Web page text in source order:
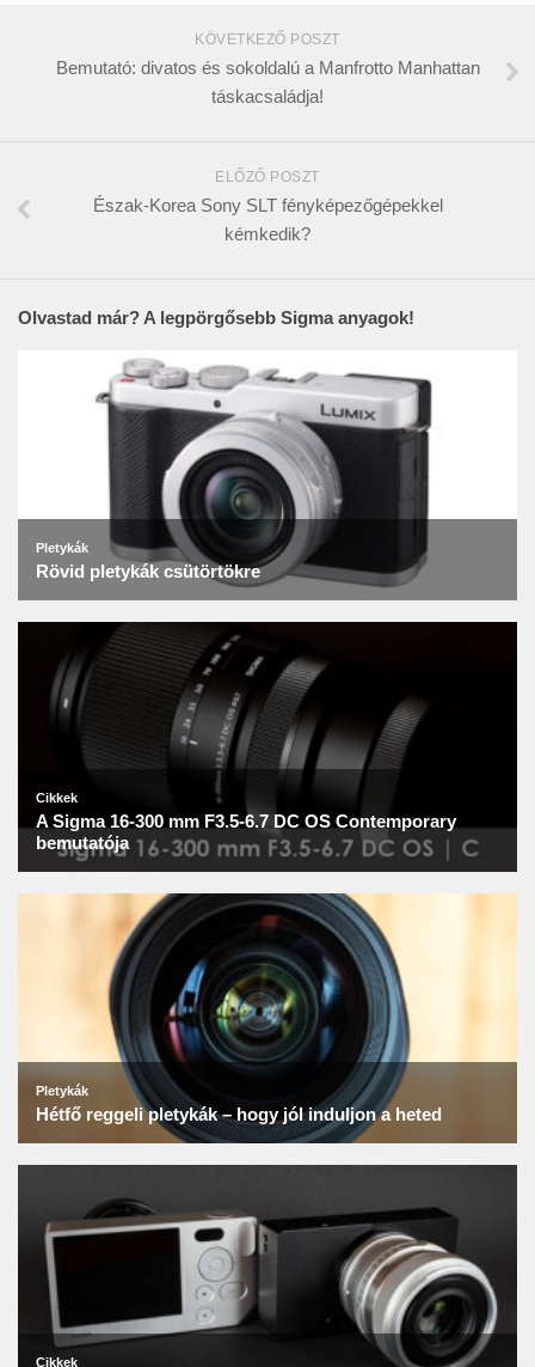
KÖVETKEZŐ POSZT
Bemutató: divatos és sokoldalú a Manfrotto Manhattan
táskacsaládja!
ELŐZŐ POSZT
Észak-Korea Sony SLT fényképezőgépekkel
kémkedik?
Olvastad már? A legpörgősebb Sigma anyagok!